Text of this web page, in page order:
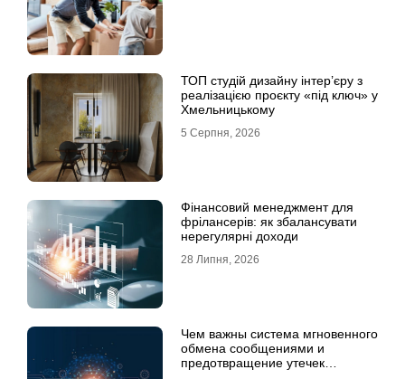
ТОП студій дизайну інтер’єру з
реалізацією проєкту «під ключ» у
Хмельницькому
5 Серпня, 2026
Фінансовий менеджмент для
фрілансерів: як збалансувати
нерегулярні доходи
28 Липня, 2026
Чем важны система мгновенного
обмена сообщениями и
предотвращение утечек